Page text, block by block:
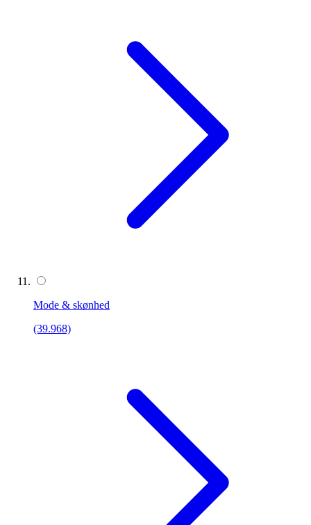
Mode & skønhed
(39.968)